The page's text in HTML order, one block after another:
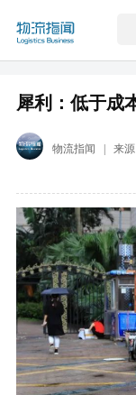
犀利：低于成
物流指闻 | 来源